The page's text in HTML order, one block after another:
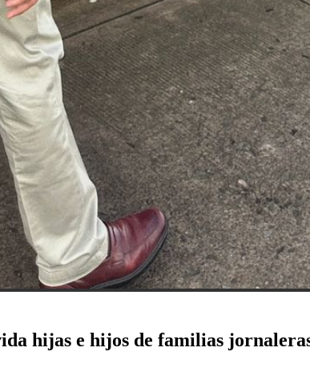
hijas e hijos de familias